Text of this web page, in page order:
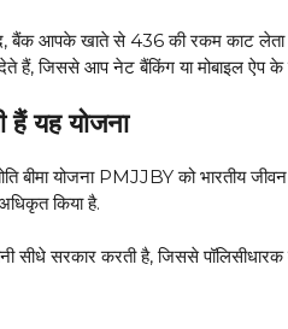
बैंक आपके खाते से ₹436 की रकम काट
हैं, जिससे आप नेट बैंकिंग या मोबाइल ऐप
हैं यह योजना
बीमा योजना PMJJBY को भारतीय
किया है.
सीधे सरकार करती है, जिससे